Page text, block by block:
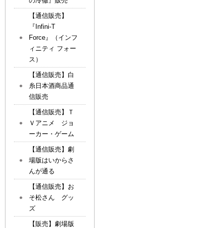
【通信販売】
『Infini-T
Force』（インフ
ィニティ フォー
ス）
【通信販売】白
糸日本酒商品通
信販売
【通信販売】Ｔ
Ｖアニメ ジョ
ーカー・ゲーム
【通信販売】劇
場版はいからさ
んが通る
【通信販売】お
そ松さん グッ
ズ
【販売】劇場版